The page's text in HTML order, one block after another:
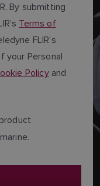
By submitting
Terms of
FLIR’s
your Personal
Policyand